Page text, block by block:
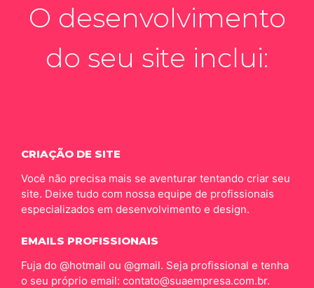
O desenvolvimento
do seu site inclui:
CRIAÇÃO DE SITE
Você não precisa mais se aventurar tentando criar seu
site. Deixe tudo com nossa equipe de profissionais
especializados em desenvolvimento e design.
EMAILS PROFISSIONAIS
Fuja do @hotmail ou @gmail. Seja profissional e tenha
o seu próprio email: contato@suaempresa.com.br.